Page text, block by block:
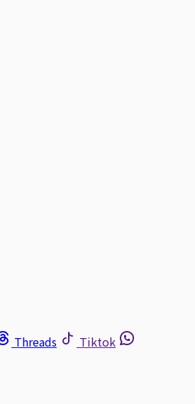
Threads
Tiktok